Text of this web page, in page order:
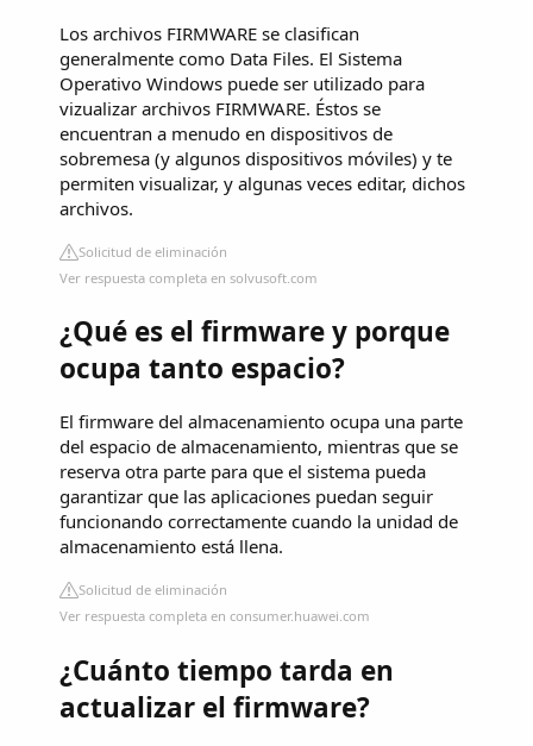
Los archivos FIRMWARE se clasifican
generalmente como Data Files. El Sistema
Operativo Windows puede ser utilizado para
vizualizar archivos FIRMWARE. Éstos se
encuentran a menudo en dispositivos de
sobremesa (y algunos dispositivos móviles) y te
permiten visualizar, y algunas veces editar, dichos
archivos.
Solicitud de eliminación
Ver respuesta completa en solvusoft.com
¿Qué es el firmware y porque
ocupa tanto espacio?
El firmware del almacenamiento ocupa una parte
del espacio de almacenamiento, mientras que se
reserva otra parte para que el sistema pueda
garantizar que las aplicaciones puedan seguir
funcionando correctamente cuando la unidad de
almacenamiento está llena.
Solicitud de eliminación
Ver respuesta completa en consumer.huawei.com
¿Cuánto tiempo tarda en
actualizar el firmware?